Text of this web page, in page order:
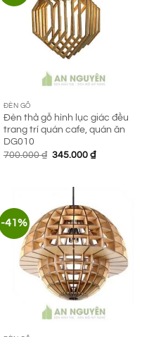
ĐÈN GỖ
Đèn thả gỗ hình lục giác đều
trang trí quán cafe, quán ăn
DG010
700.000₫ Giá
345.000 ₫Giá
-41%